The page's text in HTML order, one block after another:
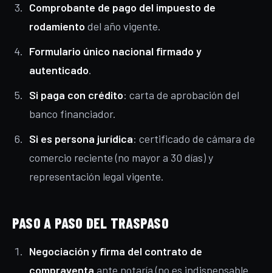
Comprobante de pago del impuesto de
rodamiento del año vigente.
Formulario único nacional firmado y
autenticado.
Si paga con crédito: carta de aprobación del
banco financiador.
Si es persona jurídica: certificado de cámara de
comercio reciente (no mayor a 30 días) y
representación legal vigente.
PASO A PASO DEL TRASPASO
Negociación y firma del contrato de
compraventa ante notaría (no es indispensable